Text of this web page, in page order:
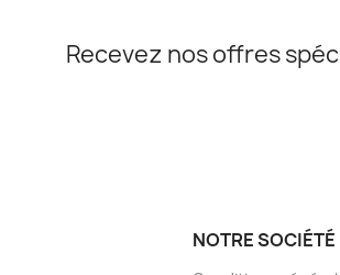
Recevez nos offres
NOTRE SOCIÉTÉ